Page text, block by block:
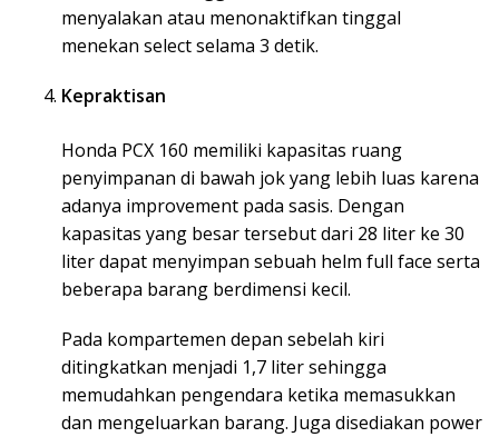
menyalakan atau menonaktifkan tinggal
menekan select selama 3 detik.
Kepraktisan
Honda PCX 160 memiliki kapasitas ruang
penyimpanan di bawah jok yang lebih luas karena
adanya improvement pada sasis. Dengan
kapasitas yang besar tersebut dari 28 liter ke 30
liter dapat menyimpan sebuah helm full face serta
beberapa barang berdimensi kecil.
Pada kompartemen depan sebelah kiri
ditingkatkan menjadi 1,7 liter sehingga
memudahkan pengendara ketika memasukkan
dan mengeluarkan barang. Juga disediakan power